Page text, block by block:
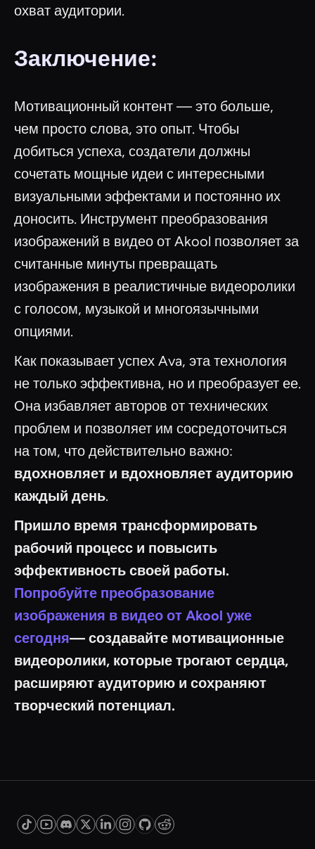
охват аудитории.
Заключение:
Мотивационный контент — это больше,
чем просто слова, это опыт. Чтобы
добиться успеха, создатели должны
сочетать мощные идеи с интересными
визуальными эффектами и постоянно их
доносить. Инструмент преобразования
изображений в видео от Akool позволяет за
считанные минуты превращать
изображения в реалистичные видеоролики
с голосом, музыкой и многоязычными
опциями.
Как показывает успех Ava, эта технология
не только эффективна, но и преобразует ее.
Она избавляет авторов от технических
проблем и позволяет им сосредоточиться
на том, что действительно важно:
вдохновляет и вдохновляет аудиторию
каждый день.
Пришло время трансформировать
рабочий процесс и повысить
эффективность своей работы.
Попробуйте преобразование
изображения в видео от Akool уже
сегодня— создавайте мотивационные
видеоролики, которые трогают сердца,
расширяют аудиторию и сохраняют
творческий потенциал.